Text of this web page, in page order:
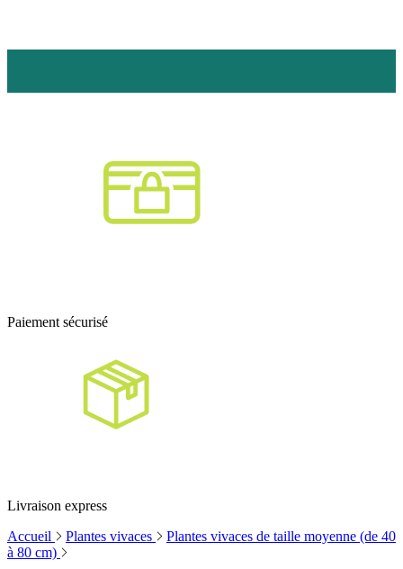
Paiement sécurisé
Livraison express
Accueil
Plantes vivaces
Plantes vivaces de taille moyenne (de 40
à 80 cm)